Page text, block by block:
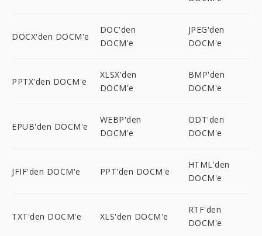
DOCX'den DOCM'e
DOC'den
DOCM'e
JPEG'den
DOCM'e
PPTX'den DOCM'e
XLSX'den
DOCM'e
BMP'den
DOCM'e
EPUB'den DOCM'e
WEBP'den
DOCM'e
ODT'den
DOCM'e
JFIF'den DOCM'e PPT'den DOCM'e
HTML'den
DOCM'e
TXT'den DOCM'e XLS'den DOCM'e
RTF'den
DOCM'e